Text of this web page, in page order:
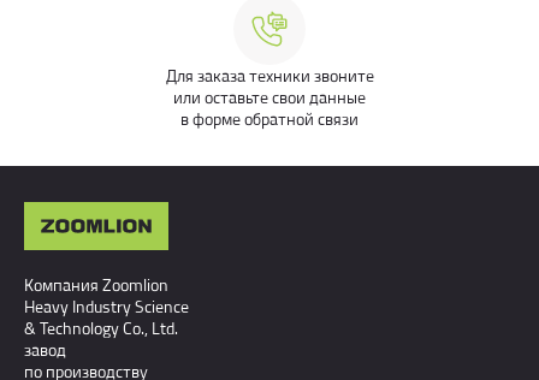
Для заказа техники звоните
или оставьте свои данные
в форме обратной связи
Компания Zoomlion
Heavy Industry Science
& Technology Co., Ltd.
завод
по производству